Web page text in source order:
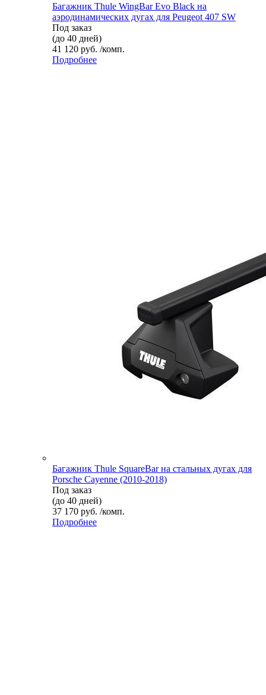
Багажник Thule WingBar Evo Black на
аэродинамических дугах для Peugeot 407 SW
Под заказ
(до 40 дней)
41 120 руб. /комп.
Подробнее
Багажник Thule SquareBar на стальных дугах для
Porsche Cayenne (2010-2018)
Под заказ
(до 40 дней)
37 170 руб. /комп.
Подробнее